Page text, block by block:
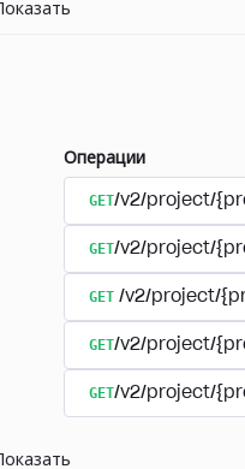
Показать
Операции
GET/v2/project/
GET/v2/project/
GET /v2/project/
GET/v2/project/
GET/v2/project/
Показать